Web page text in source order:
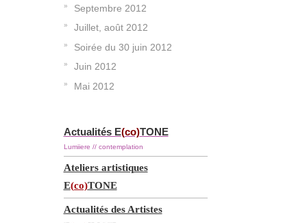
Septembre 2012
Juillet, août 2012
Soirée du 30 juin 2012
Juin 2012
Mai 2012
Actualités E(co)TONE
Lumiiere // contemplation
Ateliers artistiques
E(co)TONE
Actualités des Artistes